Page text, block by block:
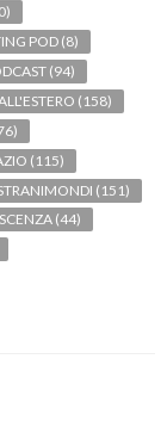
POD(8)
(94)
(158)
(115)
(151)
(44)